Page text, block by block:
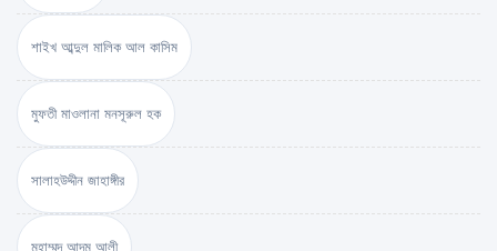
শাইখ আব্দুল মালিক আল কাসিম
মুফতী মাওলানা মনসূরুল হক
সালাহউদ্দীন জাহাঙ্গীর
মুহাম্মদ আদম আলী